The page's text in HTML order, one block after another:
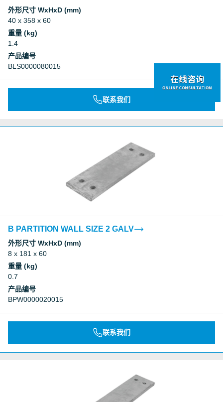
外形尺寸 WxHxD (mm)
40 x 358 x 60
重量 (kg)
1.4
产品编号
BLS0000080015
联系我们
B PARTITION WALL SIZE 2 GALV
外形尺寸 WxHxD (mm)
8 x 181 x 60
重量 (kg)
0.7
产品编号
BPW0000020015
联系我们